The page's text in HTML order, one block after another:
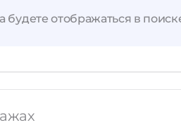
отображаться в